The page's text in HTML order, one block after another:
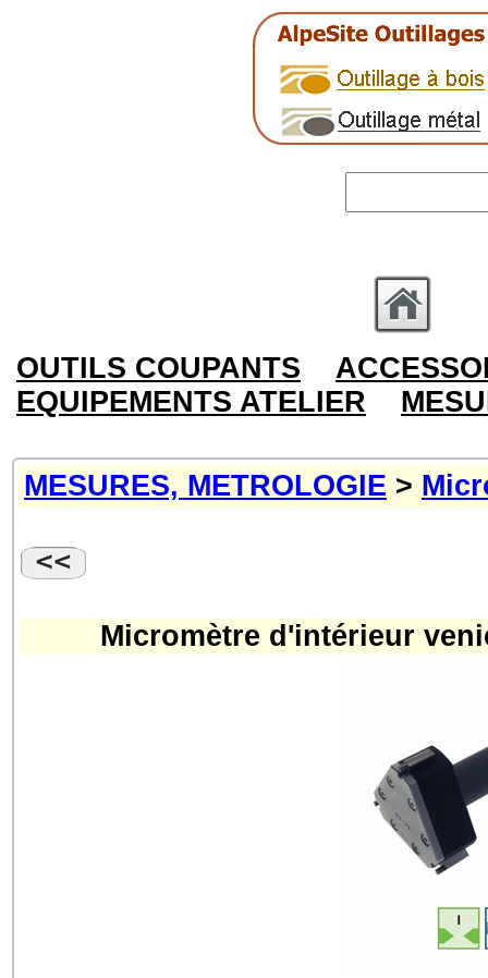
OUTILS COUPANTS
EQUIPEMENTS ATELIER
MESURES, METROLOGIE >
Micromètre d'intérieur